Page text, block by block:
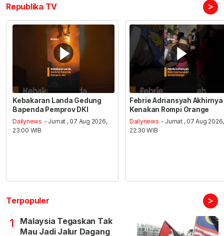
Republika TV >
Kebakaran Landa Gedung
Bapenda Pemprov DKI
Dailynews - Jumat , 07 Aug 2026,
23:00 WIB
Febrie Adriansyah Akhirnya
Kenakan Rompi Orange
Dailynews - Jumat , 07 Aug 2026,
22:30 WIB
Terpopuler >
1
Malaysia Tegaskan Tak
Mau Jadi Jalur Dagang